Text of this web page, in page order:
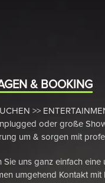
& BOOKING
>>
oder große
um & sorgen mit
Sie uns ganz einfach
umgehend Kontakt